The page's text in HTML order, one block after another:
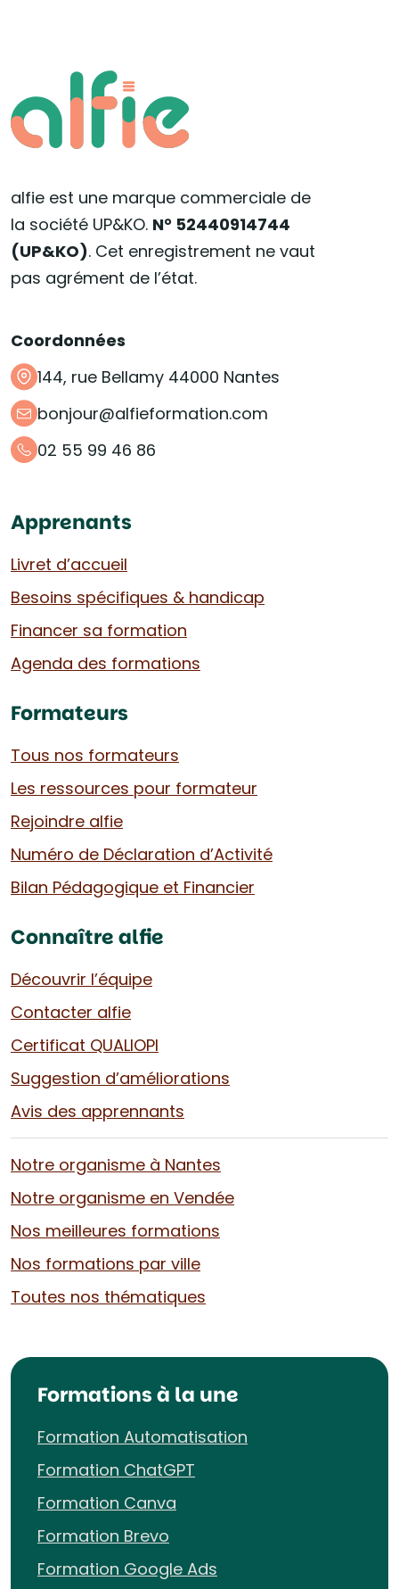
alfie est une marque commerciale de
la société UP&KO. N° 52440914744
(UP&KO). Cet enregistrement ne vaut
pas agrément de l’état.
Coordonnées
144, rue Bellamy 44000 Nantes
bonjour@alfieformation.com
02 55 99 46 86
Apprenants
Livret d’accueil
Besoins spécifiques & handicap
Financer sa formation
Agenda des formations
Formateurs
Tous nos formateurs
Les ressources pour formateur
Rejoindre alfie
Numéro de Déclaration d’Activité
Bilan Pédagogique et Financier
Connaître alfie
Découvrir l’équipe
Contacter alfie
Certificat QUALIOPI
Suggestion d’améliorations
Avis des apprennants
Notre organisme à Nantes
Notre organisme en Vendée
Nos meilleures formations
Nos formations par ville
Toutes nos thématiques
Formations à la une
Formation Automatisation
Formation ChatGPT
Formation Canva
Formation Brevo
Formation Google Ads